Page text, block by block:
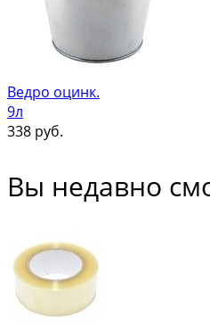
Ведро оцинк.
9л
338 руб.
Вы недавно